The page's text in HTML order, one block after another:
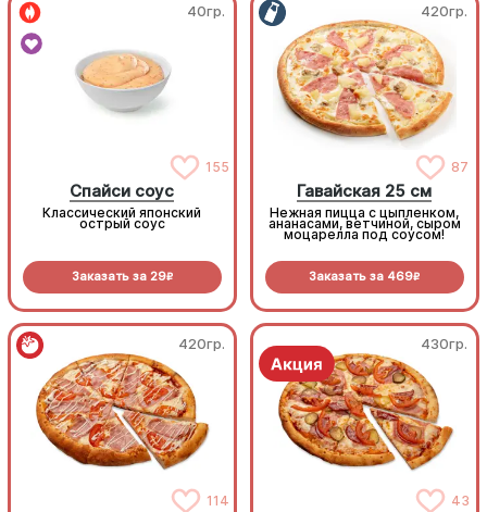
40гр.
155
Спайси соус
Классический японский
острый соус
Заказать за 29R
420гр.
87
Гавайская 25 см
Нежная пицца с цыпленком,
ананасами, ветчиной, сыром
моцарелла под соусом!
Заказать за 469R
420гр.
114
430гр.
43